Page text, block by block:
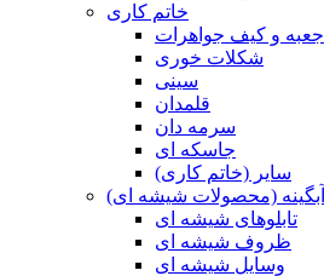
خاتم کاری
جعبه و کیف جواهرات
شکلات خوری
سینی
قلمدان
سرمه دان
جاسکه ای
سایر (خاتم کاری)
آبگینه (محصولات شیشه ای)
تابلوهای شیشه ای
ظروف شیشه ای
وسایل شیشه ای